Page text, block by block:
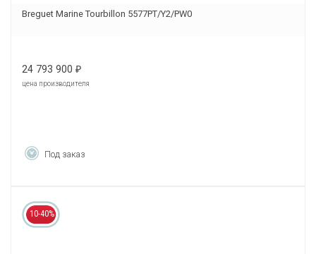
Breguet Marine Tourbillon 5577PT/Y2/PW0
24 793 900 ₽
цена производителя
Под заказ
10-40%